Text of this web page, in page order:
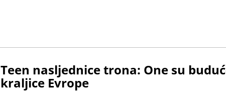
Teen nasljednice trona: One su
kraljice Evrope